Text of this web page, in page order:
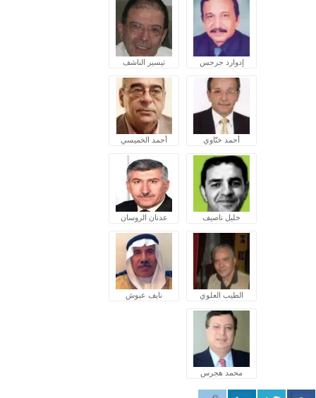
إدوارد جرجس تيسير الناشف
أحمد ختّاوي أحمد الخميسي
خليل ناصيف عدنان الروسان
الطيب العلوي نايف عبوش
محمد هجرس